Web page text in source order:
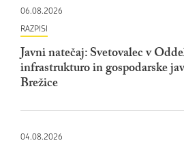
06.08.2026
RAZPISI
Javni natečaj: Svetovalec v
infrastrukturo in gospodarske
Brežice
04.08.2026